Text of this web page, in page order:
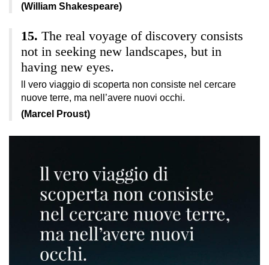
(William Shakespeare)
The real voyage of discovery consists
not in seeking new landscapes, but in
having new eyes.
ll vero viaggio di scoperta non consiste nel cercare
nuove terre, ma nell’avere nuovi occhi.
(Marcel Proust)